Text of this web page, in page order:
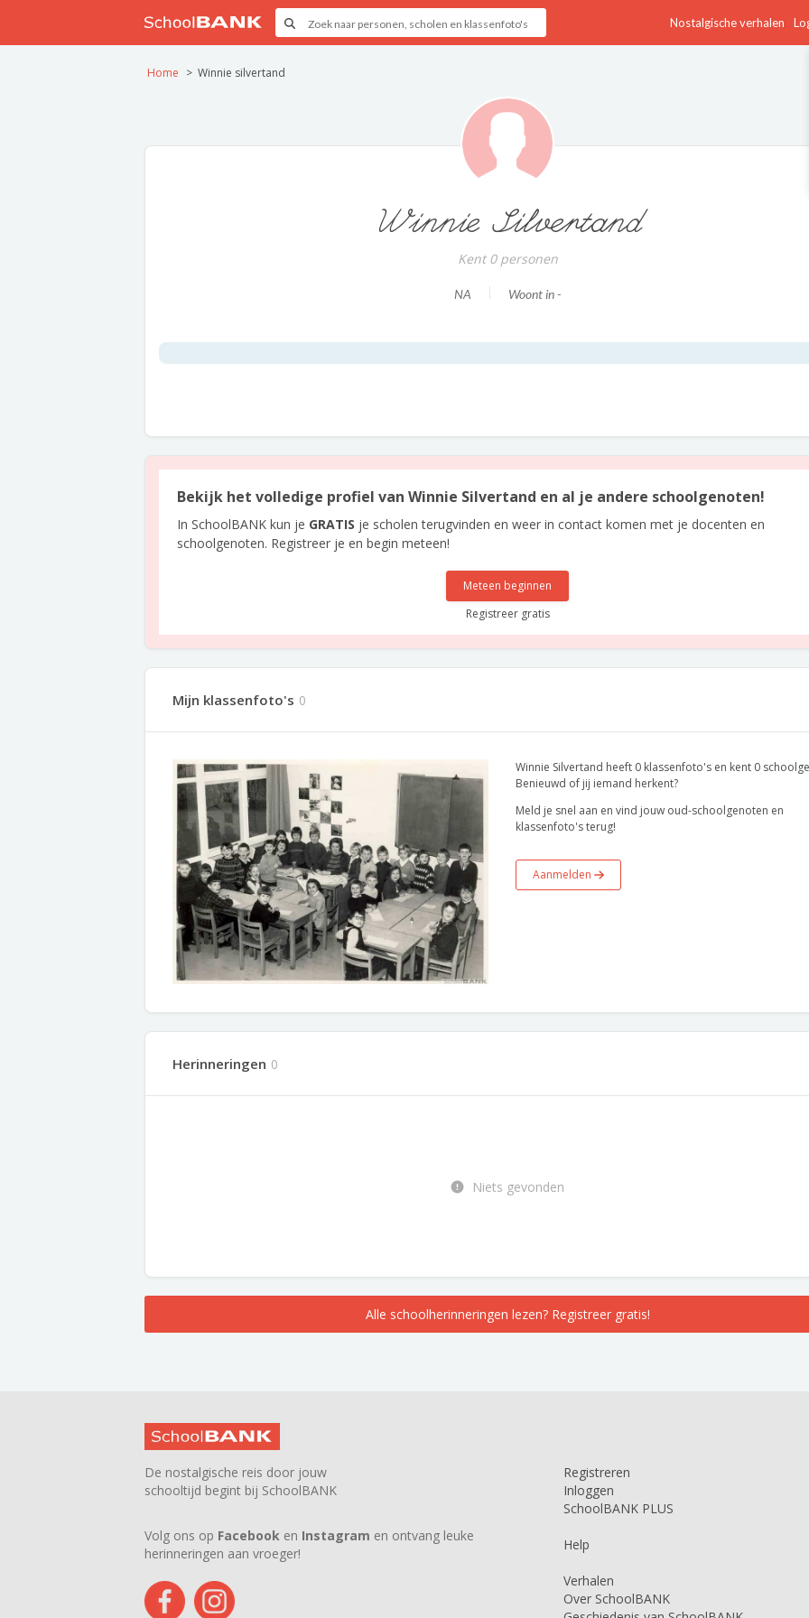
Nostalgische verhalen
Home Winnie silvertand
Winnie Silvertand
Kent 0 personen
NA Woont in -
Bekijk het volledige profiel van Winnie Silvertand en al je andere schoolgenoten!
In SchoolBANK kun je GRATIS je scholen terugvinden en weer in contact komen met je docenten en
schoolgenoten. Registreer je en begin meteen!
Meteen beginnen
Registreer gratis
Mijn klassenfoto's 0
Winnie Silvertand heeft 0 klassenfoto's en kent 0
Benieuwd of jij iemand herkent?
Meld je snel aan en vind jouw oud-schoolgenoten en
klassenfoto's terug!
Aanmelden
Herinneringen 0
Niets gevonden
Alle schoolherinneringen lezen? Registreer gratis!
De nostalgische reis door jouw
schooltijd begint bij SchoolBANK
Volg ons op Facebook en Instagram en ontvang leuke
herinneringen aan vroeger!
Registreren
Inloggen
SchoolBANK PLUS
Help
Verhalen
Over SchoolBANK